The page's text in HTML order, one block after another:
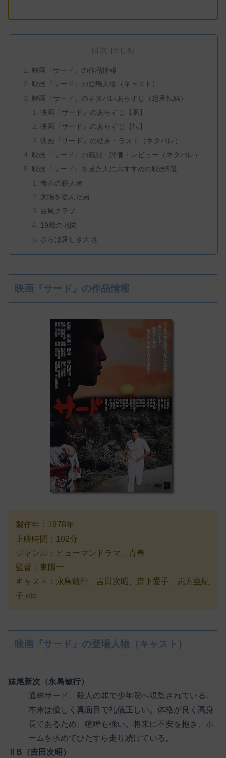
目次
映画『サード』の作品情報
映画『サード』の登場人物（キャスト）
映画『サード』のネタバレあらすじ（起承転結）
映画『サード』のあらすじ【承】
映画『サード』のあらすじ【転】
映画『サード』の結末・ラスト（ネタバレ）
映画『サード』の感想・評価・レビュー（ネタバレ）
映画『サード』を見た人におすすめの映画5選
青春の殺人者
太陽を盗んだ男
台風クラブ
19歳の地図
さらば愛しき大地
映画『サード』の作品情報
製作年：1978年
上映時間：102分
ジャンル：ヒューマンドラマ、青春
監督：東陽一
キャスト：永島敏行、吉田次昭、森下愛子、志方亜紀
子 etc
映画『サード』の登場人物（キャスト）
妹尾新次（永島敏行）
通称サード。殺人の罪で少年院へ収監されている。
本来は優しく真面目で礼儀正しい。体格が良く高身
長であるため、喧嘩も強い。将来に不安を抱き、ホ
ームを求めてひたすら走り続けている。
ⅡB（吉田次昭）